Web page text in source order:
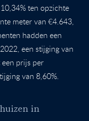
ten opzichte
meter van €4.643,
hadden een
een stijging van
prijs per
van 8,60%.
in